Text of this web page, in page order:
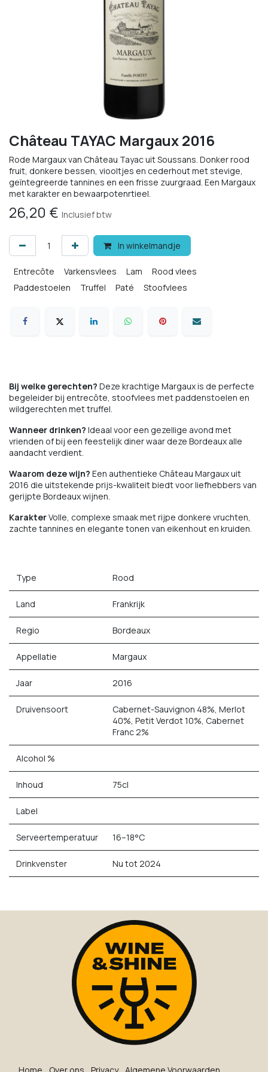
Château TAYAC Margaux 2016
Rode Margaux van Château Tayac uit Soussans. Donker rood
fruit, donkere bessen, viooltjes en cederhout met stevige,
geïntegreerde tannines en een frisse zuurgraad. Een Margaux
met karakter en bewaarpotenrtieel.
26,20 € Inclusief btw
In winkelmandje
Entrecôte Varkensvlees Lam
Rood vlees
Paddestoelen
Truffel Paté Stoofvlees
Bij welke gerechten? Deze krachtige Margaux is de perfecte
begeleider bij entrecôte, stoofvlees met paddenstoelen en
wildgerechten met truffel.
Wanneer drinken? Ideaal voor een gezellige avond met
vrienden of bij een feestelijk diner waar deze Bordeaux alle
aandacht verdient.
Waarom deze wijn? Een authentieke Château Margaux uit
2016 die uitstekende prijs-kwaliteit biedt voor liefhebbers van
gerijpte Bordeaux wijnen.
KarakterVolle, complexe smaak met rijpe donkere vruchten,
zachte tannines en elegante tonen van eikenhout en kruiden.
Type Rood
Land Frankrijk
Regio Bordeaux
Appellatie Margaux
Jaar 2016
Druivensoort
Cabernet-Sauvignon 48%, Merlot
40%, Petit Verdot 10%, Cabernet
Franc 2%
Alcohol %
Inhoud 75cl
Label
Serveertemperatuur 16–18°C
Drinkvenster Nu tot 2024